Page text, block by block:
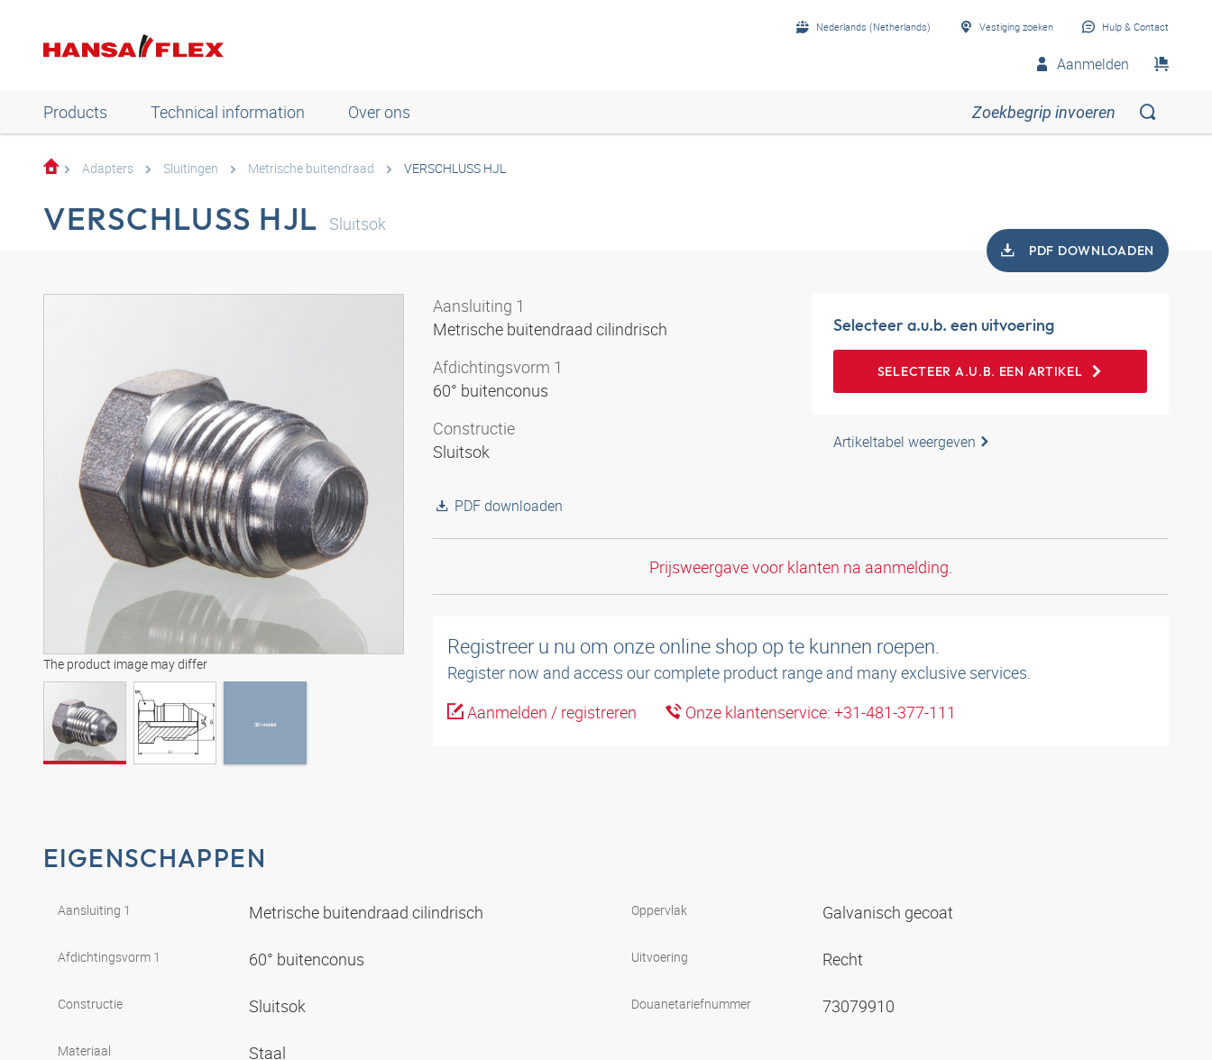
Nederlands (Netherlands) Vestiging zoeken Hulp & Contact
Aanmelden
Products Technical information Over ons
Adapters Sluitingen Metrische buitendraad VERSCHLUSS HJL
VERSCHLUSS HJL Sluitsok
PDF DOWNLOADEN
The product image may differ
3D-model
3D-model
Aansluiting 1
Metrische buitendraad cilindrisch
Afdichtingsvorm 1
60° buitenconus
Constructie
Sluitsok
PDF downloaden
Selecteer a.u.b. een uitvoering
SELECTEER A.U.B. EEN ARTIKEL
Artikeltabel weergeven
Prijsweergave voor klanten na aanmelding.
Registreer u nu om onze online shop op te kunnen roepen.
Register now and access our complete product range and many exclusive services.
Aanmelden / registreren
Onze klantenservice: +31-481-377-111
EIGENSCHAPPEN
Aansluiting 1 Metrische buitendraad cilindrisch
Afdichtingsvorm 1 60° buitenconus
Constructie Sluitsok
Materiaal Staal
Oppervlak Galvanisch gecoat
Uitvoering Recht
Douanetariefnummer 73079910